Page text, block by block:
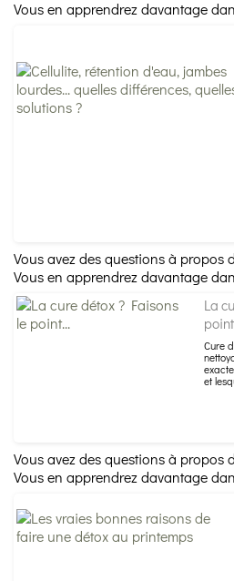
Vous en apprendrez davantage
Vous avez des questions à propos
Vous en apprendrez davantage
La
Cure
et
Vous avez des questions à propos
Vous en apprendrez davantage